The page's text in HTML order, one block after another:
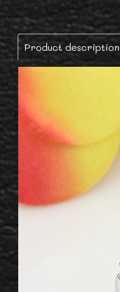
Product description